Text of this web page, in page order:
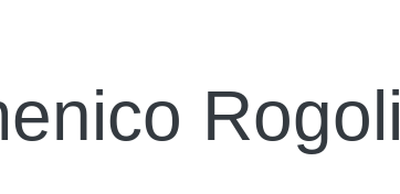
Rogoli